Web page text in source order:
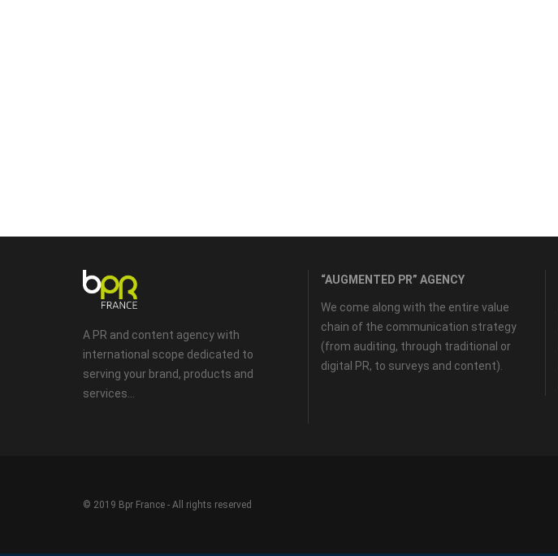
A PR and content agency with
international scope dedicated to
serving your brand, products and
services...
“AUGMENTED PR” AGENCY
We come along with the entire value
chain of the communication strategy
(from auditing, through traditional or
digital PR, to surveys and content).
© 2019 Bpr France - All rights reserved